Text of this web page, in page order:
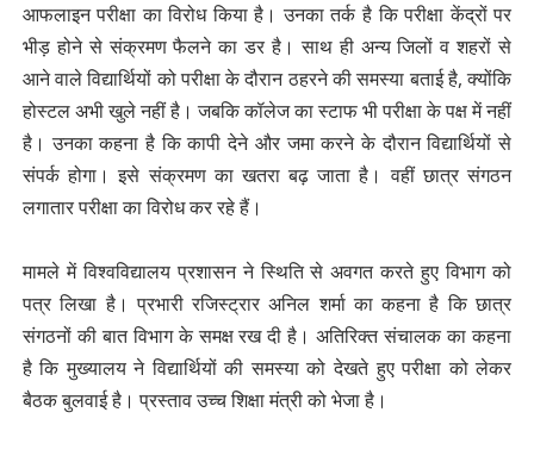
आफलाइन परीक्षा का विरोध किया है। उनका तर्क है कि परीक्षा केंद्रों पर
भीड़ होने से संक्रमण फैलने का डर है। साथ ही अन्य जिलों व शहरों से
आने वाले विद्यार्थियों को परीक्षा के दौरान ठहरने की समस्या बताई है, क्योंकि
होस्टल अभी खुले नहीं है। जबकि कॉलेज का स्टाफ भी परीक्षा के पक्ष में नहीं
है। उनका कहना है कि कापी देने और जमा करने के दौरान विद्यार्थियों से
संपर्क होगा। इसे संक्रमण का खतरा बढ़ जाता है। वहीं छात्र संगठन
लगातार परीक्षा का विरोध कर रहे हैं।
मामले में विश्वविद्यालय प्रशासन ने स्थिति से अवगत करते हुए विभाग को
पत्र लिखा है। प्रभारी रजिस्ट्रार अनिल शर्मा का कहना है कि छात्र
संगठनों की बात विभाग के समक्ष रख दी है। अतिरिक्त संचालक का कहना
है कि मुख्यालय ने विद्यार्थियों की समस्या को देखते हुए परीक्षा को लेकर
बैठक बुलवाई है। प्रस्ताव उच्च शिक्षा मंत्री को भेजा है।